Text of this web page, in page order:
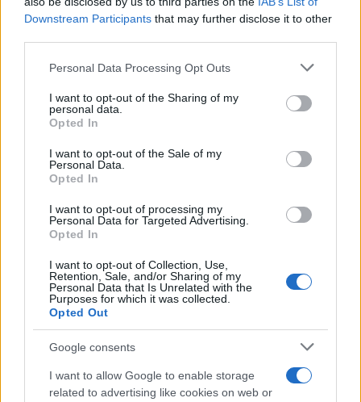
Downstream Participants that may further disclose it to other
Please note that this website/app uses one or more Google
not limited to your visit or usage behaviour. You may click to
grant or deny consent to Google and its third-party tags to
use your data for below specified purposes in below Google
consent section.
Personal Data Processing Opt Outs
I want to opt-out of the Sharing of my
personal data.
Opted In
I want to opt-out of the Sale of my
Personal Data.
Opted In
I want to opt-out of processing my
Personal Data for Targeted Advertising.
Opted In
I want to opt-out of Collection, Use,
Retention, Sale, and/or Sharing of my
Personal Data that Is Unrelated with the
Purposes for which it was collected.
Opted Out
Google consents
I want to allow Google to enable storage
related to advertising like cookies on web or
Εριέττα Κούρκουλου: Τα φιλιά με τον Βύρωνα
Βασιλειάδη στις διακοπές τους και τα γενέθλια
– «Καμία στιγμή ευτυχίας δεδομένη»
08.08.2026